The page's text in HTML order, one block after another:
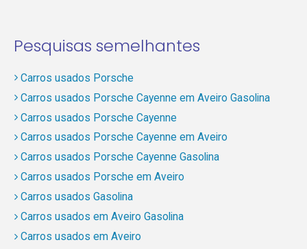
Pesquisas semelhantes
Carros usados Porsche
Carros usados Porsche Cayenne em Aveiro Gasolina
Carros usados Porsche Cayenne
Carros usados Porsche Cayenne em Aveiro
Carros usados Porsche Cayenne Gasolina
Carros usados Porsche em Aveiro
Carros usados Gasolina
Carros usados em Aveiro Gasolina
Carros usados em Aveiro